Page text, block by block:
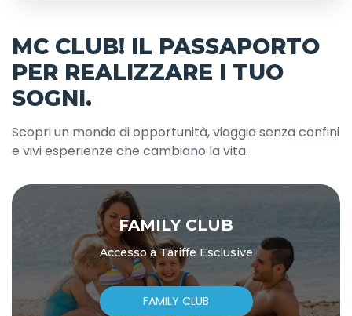
MC CLUB! IL PASSAPORTO
PER REALIZZARE I TUO
SOGNI.
Scopri un mondo di opportunità, viaggia senza confini
e vivi esperienze che cambiano la vita.
FAMILY CLUB
Accesso a Tariffe Esclusive
FAMILY CLUB